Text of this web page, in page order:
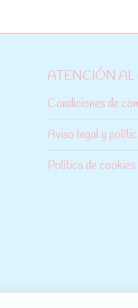
ATENCIÓN
Condiciones de
Aviso legal y
Política de cookies